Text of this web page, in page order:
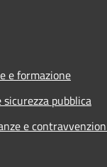
e formazione
sicurezza pubblica
e